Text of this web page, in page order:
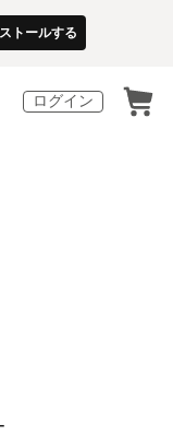
トールする
ログイン